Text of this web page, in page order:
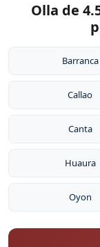
Olla de
Barranca
Callao
Canta
Huaura
Oyon